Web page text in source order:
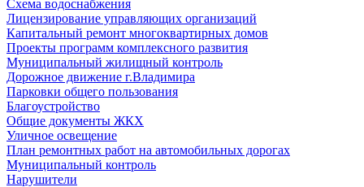
Схема водоснабжения
Лицензирование управляющих организаций
Капитальный ремонт многоквартирных домов
Проекты программ комплексного развития
Муниципальный жилищный контроль
Дорожное движение г.Владимира
Парковки общего пользования
Благоустройство
Общие документы ЖКХ
Уличное освещение
План ремонтных работ на автомобильных дорогах
Муниципальный контроль
Нарушители